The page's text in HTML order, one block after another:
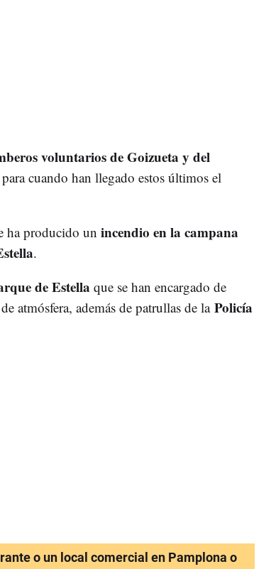
voluntarios de Goizueta y del
cuando han llegado estos últimos el
ha producido un incendio en la campana
.
de Estella que se han encargado de
atmósfera, además de patrullas de la Policía
o un local comercial en Pamplona o